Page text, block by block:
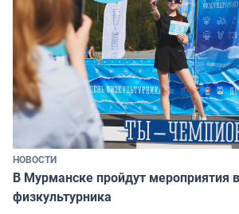
НОВОСТИ
В Мурманске пройдут мероприятия
физкультурника